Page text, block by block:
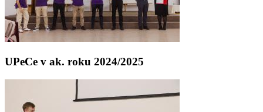
UPeCe v ak. roku 2024/2025